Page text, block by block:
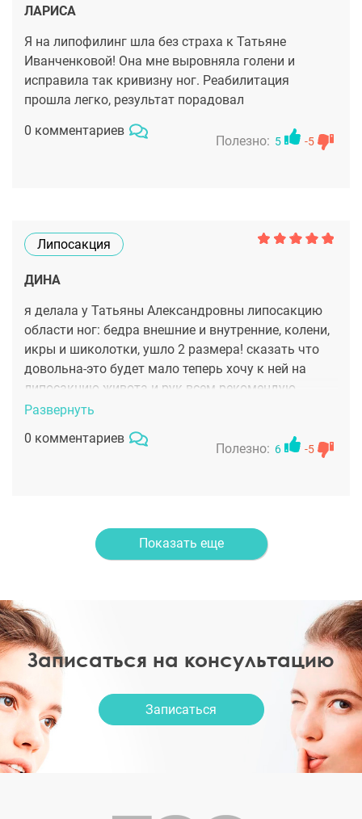
ЛАРИСА
Я на липофилинг шла без страха к Татьяне
Иванченковой! Она мне выровняла голени и
исправила так кривизну ног. Реабилитация
прошла легко, результат порадовал
0 комментариев
Полезно: 5 -5
Липосакция
ДИНА
я делала у Татьяны Александровны липосакцию
области ног: бедра внешние и внутренние, колени,
икры и шиколотки, ушло 2 размера! сказать что
довольна-это будет мало теперь хочу к ней на
липосакцию живота и рук всем рекомендую
доктора
Развернуть
0 комментариев
Полезно: 6 -5
Показать еще
Записаться на консультацию
Записаться